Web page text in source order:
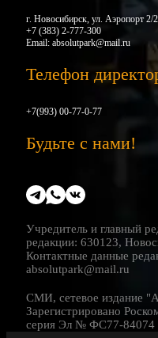
г. Новосибирск, ул. Аэропорт 2/
+7 (383) 2-777-300
Email: absolutpark@mail.ru
Телефон
+7(993) 00-77-0-77
Будьте с нами!
Учредитель и главный
редакции: 630123,
Контактные данные
absolutpark@mail.ru
СМИ, сетевое издание
Зарегистрировано
серия Эл № ФС77-84074